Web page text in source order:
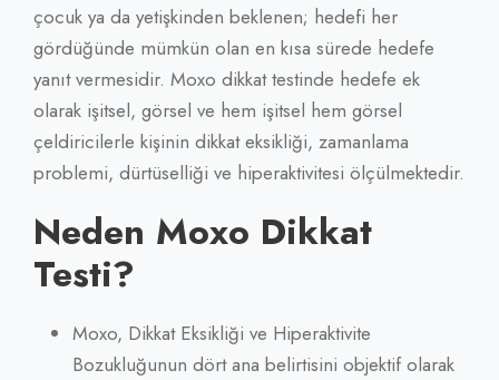
çocuk ya da yetişkinden beklenen; hedefi her
gördüğünde mümkün olan en kısa sürede hedefe
yanıt vermesidir. Moxo dikkat testinde hedefe ek
olarak işitsel, görsel ve hem işitsel hem görsel
çeldiricilerle kişinin dikkat eksikliği, zamanlama
problemi, dürtüselliği ve hiperaktivitesi ölçülmektedir.
Neden Moxo Dikkat
Testi?
Moxo, Dikkat Eksikliği ve Hiperaktivite
Bozukluğunun dört ana belirtisini objektif olarak